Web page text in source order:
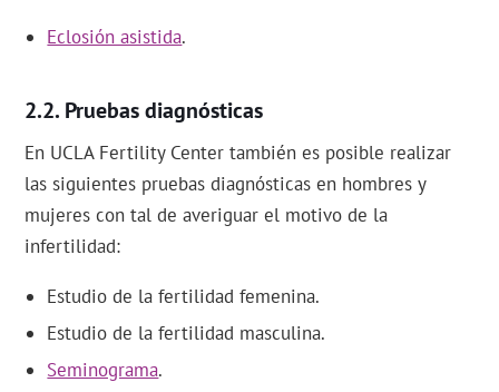
Eclosión asistida.
Pruebas diagnósticas
En UCLA Fertility Center también es posible realizar
las siguientes pruebas diagnósticas en hombres y
mujeres con tal de averiguar el motivo de la
infertilidad:
Estudio de la fertilidad femenina.
Estudio de la fertilidad masculina.
Seminograma.